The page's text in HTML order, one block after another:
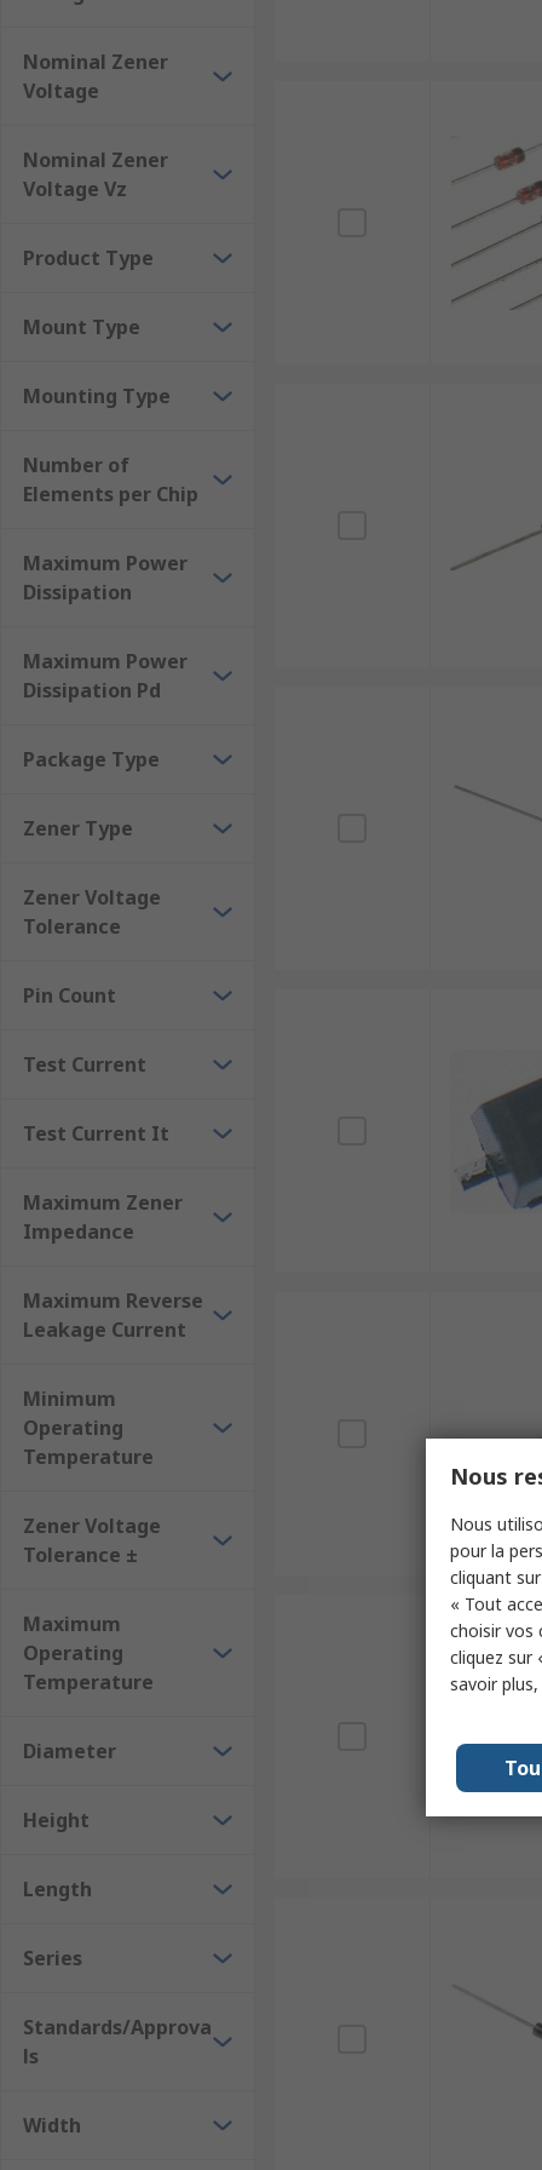
Typical applications of Zener diodes?
Zener diodes are used in all kinds of electronic
applications. They are one of the basic building
which would overheat. They are the most common
Nominal Zener
Voltage
Nominal Zener
Voltage Vz
Product Type
Mount Type
Mounting Type
Number of
Elements per Chip
Maximum Power
Dissipation
Maximum Power
Dissipation Pd
Package Type
Zener Type
Zener Voltage
Tolerance
Pin Count
Test Current
Test Current It
Maximum Zener
Impedance
Maximum Reverse
Leakage Current
Minimum
Operating
Temperature
Zener Voltage
Tolerance ±
Maximum
Operating
Temperature
Diameter
Height
Length
Series
Standards/Approva
ls
Width
Nous
Nous
pour la
cliquant sur
« Tout
choisir vos
cliquez sur
savoir